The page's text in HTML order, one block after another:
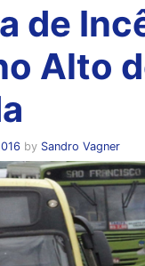
de
Alto
by Sandro Vagner